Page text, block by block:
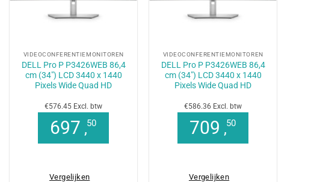
VIDEOCONFERENTIEMONITOREN
DELL Pro P P3426WEB 86,4
cm (34″) LCD 3440 x 1440
Pixels Wide Quad HD
€576.45 Excl. btw
697 ,50
Vergelijken
VIDEOCONFERENTIEMONITOREN
DELL Pro P P3426WEB 86,4
cm (34″) LCD 3440 x 1440
Pixels Wide Quad HD
€586.36 Excl. btw
709 ,50
Vergelijken